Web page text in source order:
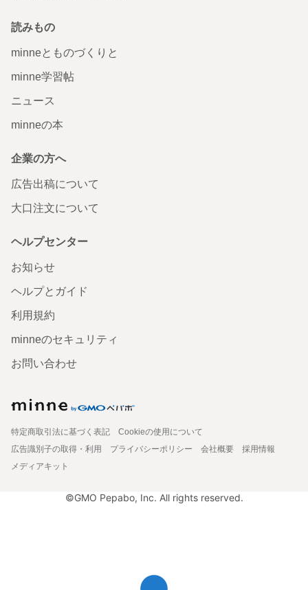
読みもの
minneとものづくりと
minne学習帖
ニュース
minneの本
企業の方へ
広告出稿について
大口注文について
ヘルプセンター
お知らせ
ヘルプとガイド
利用規約
minneのセキュリティ
お問い合わせ
特定商取引法に基づく表記
Cookieの使用について
広告識別子の取得・利用
プライバシーポリシー 会社概要
採用情報
メディアキット
©GMO Pepabo, Inc. All rights reserved.